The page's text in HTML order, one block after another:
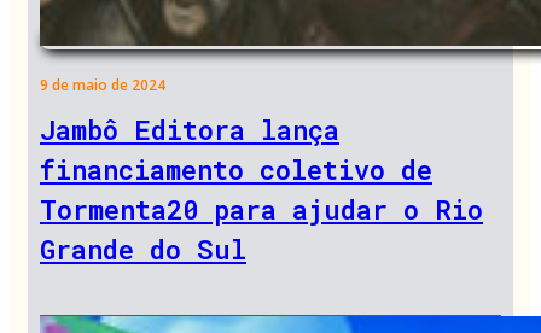
9 de maio de 2024
Jambô Editora lança
financiamento coletivo de
Tormenta20 para ajudar o Rio
Grande do Sul